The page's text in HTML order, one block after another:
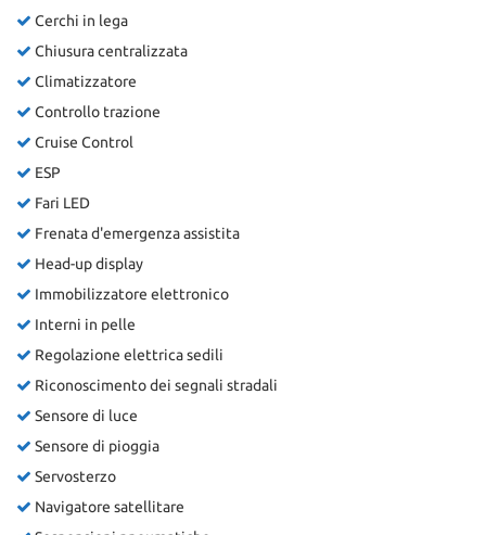
Cerchi in lega
Chiusura centralizzata
Climatizzatore
Controllo trazione
Cruise Control
ESP
Fari LED
Frenata d'emergenza assistita
Head-up display
Immobilizzatore elettronico
Interni in pelle
Regolazione elettrica sedili
Riconoscimento dei segnali stradali
Sensore di luce
Sensore di pioggia
Servosterzo
Navigatore satellitare